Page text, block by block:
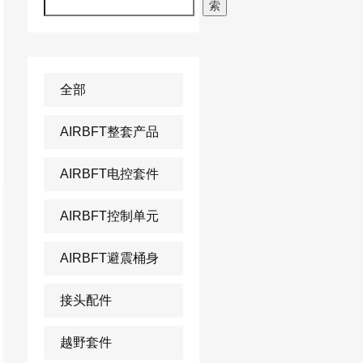
索
全部
AIRBFT整套产品
AIRBFT电控套件
AIRBFT控制单元
AIRBFT避震桶身
接头配件
越野套件